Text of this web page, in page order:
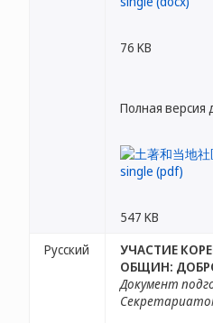
76 KB
Полная версия
547 KB
Русский
УЧАСТИЕ
ОБЩИН:
Документ